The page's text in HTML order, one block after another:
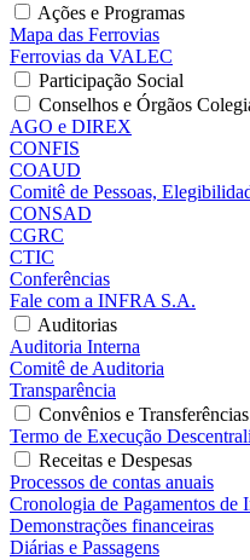
Ações e Programas
Mapa das Ferrovias
Ferrovias da VALEC
Participação Social
Conselhos e Órgãos
AGO e DIREX
CONFIS
COAUD
Comitê de Pessoas,
CONSAD
CGRC
CTIC
Conferências
Fale com a INFRA S.A.
Auditorias
Auditoria Interna
Comitê de Auditoria
Transparência
Convênios e Transferências
Termo de Execução
Receitas e Despesas
Processos de contas anuais
Cronologia de Pagamentos de
Demonstrações financeiras
Diárias e Passagens